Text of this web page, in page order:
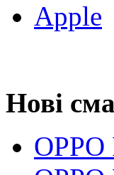
Apple
Нові
OPPO